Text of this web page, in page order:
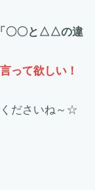
「〇〇と△△の違
って欲しい！
ださいね～☆